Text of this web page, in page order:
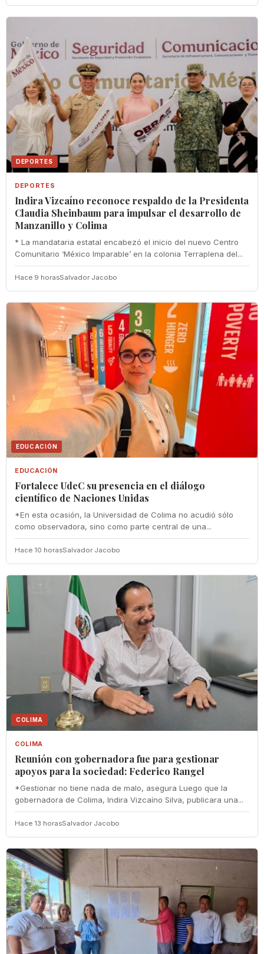
DEPORTES
DEPORTES
Indira Vizcaíno reconoce respaldo de la Presidenta
Claudia Sheinbaum para impulsar el desarrollo de
Manzanillo y Colima
* La mandataria estatal encabezó el inicio del nuevo Centro
Comunitario ‘México Imparable’ en la colonia Terraplena del...
Hace 9 horasSalvador Jacobo
EDUCACIÓN
EDUCACIÓN
Fortalece UdeC su presencia en el diálogo
científico de Naciones Unidas
*En esta ocasión, la Universidad de Colima no acudió sólo
como observadora, sino como parte central de una...
Hace 10 horasSalvador Jacobo
COLIMA
COLIMA
Reunión con gobernadora fue para gestionar
apoyos para la sociedad: Federico Rangel
*Gestionar no tiene nada de malo, asegura Luego que la
gobernadora de Colima, Indira Vizcaíno Silva, publicara una...
Hace 13 horasSalvador Jacobo